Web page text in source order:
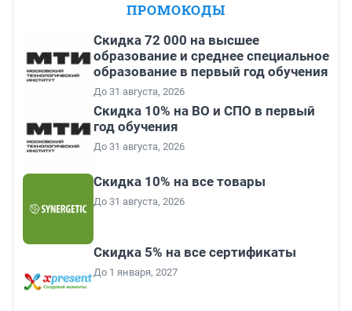
ПРОМОКОДЫ
Скидка 72 000 на высшее
образование и среднее специальное
образование в первый год обучения
До 31 августа, 2026
Скидка 10% на ВО и СПО в первый
год обучения
До 31 августа, 2026
Скидка 10% на все товары
До 31 августа, 2026
Скидка 5% на все сертификаты
До 1 января, 2027